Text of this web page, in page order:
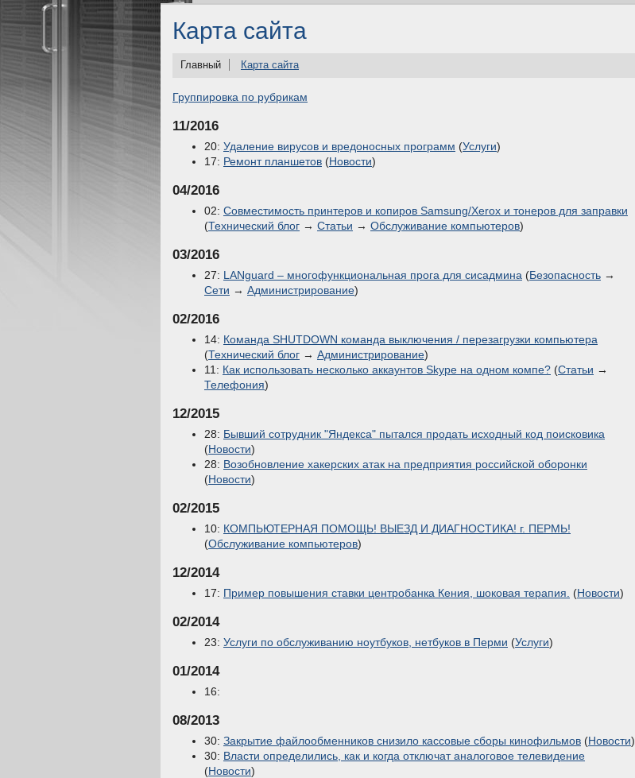
Карта сайта
Главный Карта сайта
Группировка по рубрикам
11/2016
20: Удаление вирусов и вредоносных программ (Услуги)
17: Ремонт планшетов (Новости)
04/2016
02: Совместимость принтеров и копиров Samsung/Xerox и тонеров для заправки
(Технический блог → Статьи → Обслуживание компьютеров)
03/2016
27: LANguard – многофункциональная прога для сисадмина (Безопасность →
Сети → Администрирование)
02/2016
14: Команда SHUTDOWN команда выключения / перезагрузки компьютера
(Технический блог → Администрирование)
11: Как использовать несколько аккаунтов Skype на одном компе? (Статьи →
Телефония)
12/2015
28: Бывший сотрудник "Яндекса" пытался продать исходный код поисковика
(Новости)
28: Возобновление хакерских атак на предприятия российской оборонки
(Новости)
02/2015
10: КОМПЬЮТЕРНАЯ ПОМОЩЬ! ВЫЕЗД И ДИАГНОСТИКА! г. ПЕРМЬ!
(Обслуживание компьютеров)
12/2014
17: Пример повышения ставки центробанка Кения, шоковая терапия. (Новости)
02/2014
23: Услуги по обслуживанию ноутбуков, нетбуков в Перми (Услуги)
01/2014
16:
08/2013
30: Закрытие файлообменников снизило кассовые сборы кинофильмов (Новости)
30: Власти определились, как и когда отключат аналоговое телевидение
(Новости)